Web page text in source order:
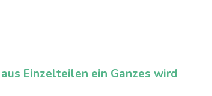
Einzelteilen ein Ganzes wird